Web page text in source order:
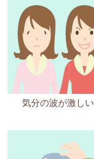
気分の波が激しい